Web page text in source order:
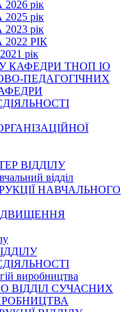
рік
рік
рік
РІК
рік
КАФЕДРИ ТНОП ІО
ПЕДАГОГІЧНИХ
ВІДДІЛУ
вiддiл
НАВЧАЛЬНОГО
виробництва
ВІДДІЛ СУЧАСНИХ